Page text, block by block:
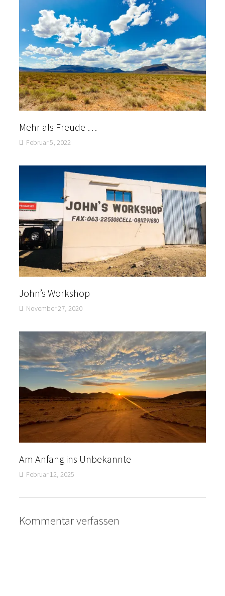
Mehr als Freude …
Februar 5, 2022
John’s Workshop
November 27, 2020
Am Anfang ins Unbekannte
Februar 12, 2025
Kommentar verfassen